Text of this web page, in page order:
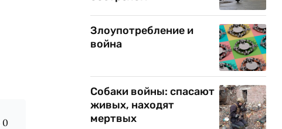
0
Злоупотребление и
война
Собаки войны: спасают
живых, находят
мертвых